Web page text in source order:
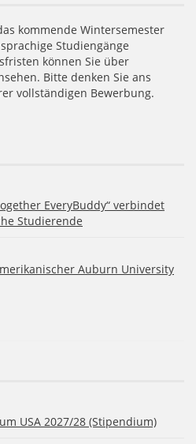
kommende Wintersemester
Studiengänge
können Sie über
Bitte denken Sie ans
vollständigen Bewerbung.
EveryBuddy“ verbindet
Studierende
Auburn University
USA 2027/28 (Stipendium)